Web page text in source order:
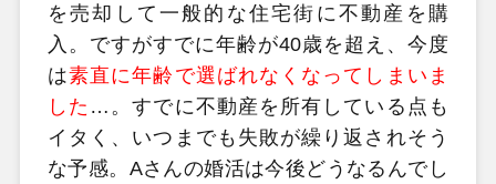
を売却して一般的な住宅街に不動産を購
入。ですがすでに年齢が40歳を超え、今度
は素直に年齢で選ばれなくなってしまいま
した …。すでに不動産を所有している点も
イタく、いつまでも失敗が繰り返されそう
な予感。Aさんの婚活は今後どうなるんでし